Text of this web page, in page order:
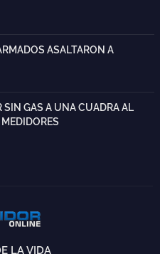
ASALTARON A
SIN GAS A UNA CUADRA AL
LA VIDA